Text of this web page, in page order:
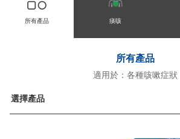
所有產品 痰咳
所有產品
適用於：各種咳嗽症狀
選擇產品